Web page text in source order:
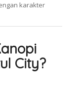
karakter
City?